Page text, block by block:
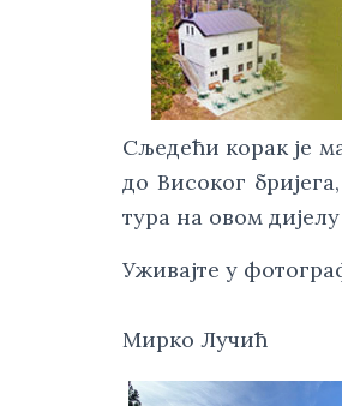
Сљедећи корак је
до Високог
тура на овом
Уживајте у
Мирко Лучић